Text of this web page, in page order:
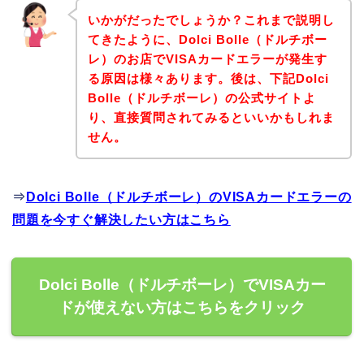
いかがだったでしょうか？これまで説明し
てきたように、Dolci Bolle（ドルチボー
レ）のお店でVISAカードエラーが発生す
る原因は様々あります。後は、下記Dolci
Bolle（ドルチボーレ）の公式サイトよ
り、直接質問されてみるといいかもしれま
せん。
⇒ Dolci Bolle（ドルチボーレ）のVISAカードエラーの
問題を今すぐ解決したい方はこちら
Dolci Bolle（ドルチボーレ）でVISAカー
ドが使えない方はこちらをクリック